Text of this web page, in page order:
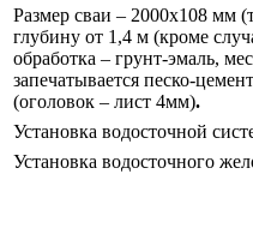
Размер сваи – 2000х108 мм
глубину от 1,4 м (кроме
обработка – грунт-эмаль,
запечатывается песко-
(оголовок – лист 4мм).
Установка водосточной
Установка водосточного